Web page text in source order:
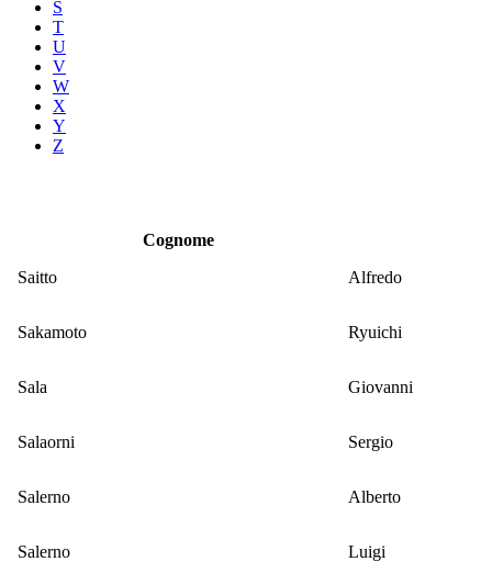
S
T
U
V
W
X
Y
Z
Cognome
Saitto
Alfredo
Sakamoto Ryuichi
Sala Giovanni
Salaorni Sergio
Salerno Alberto
Salerno Luigi